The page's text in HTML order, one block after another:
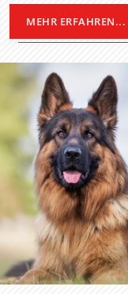
MEHR ERFAHREN...